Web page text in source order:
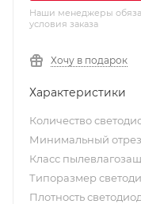
Наши менеджеры
условия заказа
Хочу в подарок
Характеристики
Количество
Минимальный
Класс
Типоразмер
Плотность